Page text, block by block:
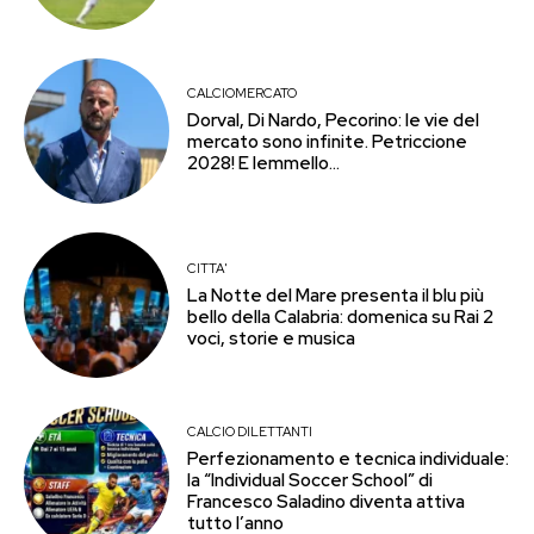
CALCIOMERCATO
Dorval, Di Nardo, Pecorino: le vie del
mercato sono infinite. Petriccione
2028! E Iemmello…
CITTA'
La Notte del Mare presenta il blu più
bello della Calabria: domenica su Rai 2
voci, storie e musica
CALCIO DILETTANTI
Perfezionamento e tecnica individuale:
la “Individual Soccer School” di
Francesco Saladino diventa attiva
tutto l’anno